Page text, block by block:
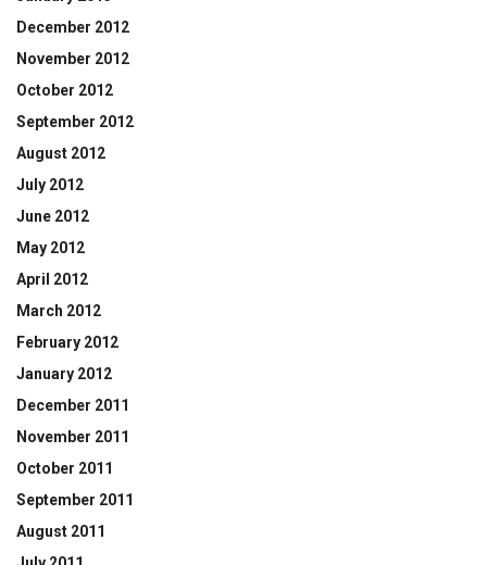
December 2012
November 2012
October 2012
September 2012
August 2012
July 2012
June 2012
May 2012
April 2012
March 2012
February 2012
January 2012
December 2011
November 2011
October 2011
September 2011
August 2011